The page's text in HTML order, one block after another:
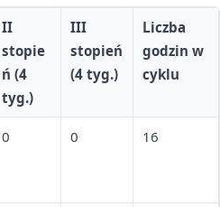
II
stopie
ń (4
tyg.)
III
stopień
(4 tyg.)
Liczba
godzin w
cyklu
0 0 16